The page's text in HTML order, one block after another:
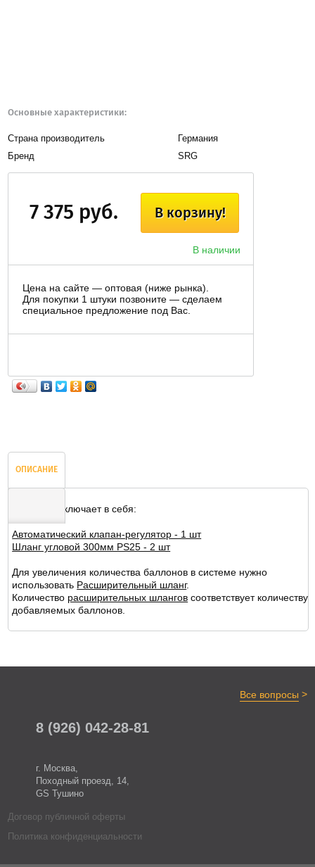
Основные характеристики:
Страна производитель
Германия
Бренд
SRG
В корзину!
В наличии
7 375 руб.
Цена на сайте — оптовая (ниже рынка).
Для покупки 1 штуки позвоните — сделаем
специальное предложение под Вас.
ОПИСАНИЕ
ОТЗЫВЫ
Комплект включает в себя:
Автоматический клапан-регулятор - 1 шт
Шланг угловой 300мм PS25 - 2 шт
Для увеличения количества баллонов в системе нужно
использовать Расширительный шланг.
Количество расширительных шлангов соответствует количеству
добавляемых баллонов.
Все вопросы >
8 (926) 042-28-81
г. Москва,
Походный проезд, 14,
GS Тушино
Договор публичной оферты
Политика конфиденциальности